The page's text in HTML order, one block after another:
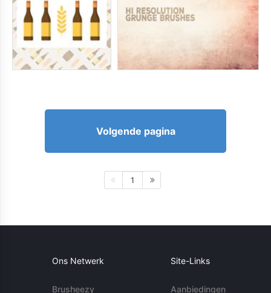
Volgende pagina
1
Ons Netwerk
Brusheezy
Site-Links
Aanbiedingen